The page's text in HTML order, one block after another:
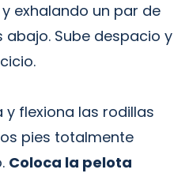
exhalando un par de
Sube despacio y
flexiona las rodillas
pies totalmente
Coloca la pelota